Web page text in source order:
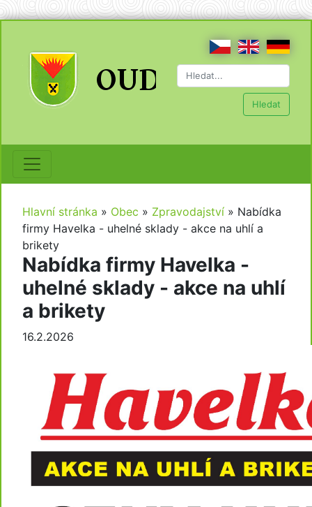
Hledat
Hlavní stránka » Obec » Zpravodajství » Nabídka
firmy Havelka - uhelné sklady - akce na uhlí a
brikety
Nabídka firmy Havelka -
uhelné sklady - akce na uhlí
a brikety
16.2.2026